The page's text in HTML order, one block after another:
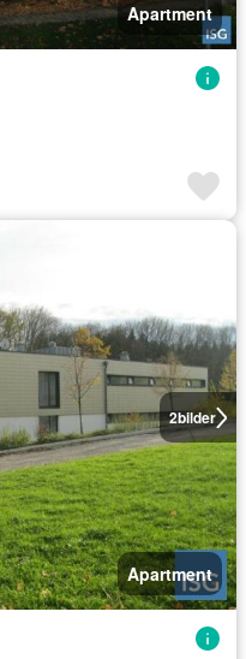
Apartment
2bilder
Apartment